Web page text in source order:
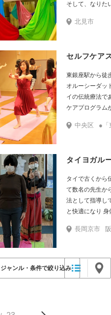
そして、なりた
ので 身体は蘇
体が硬い方ほど
す。
北見市
セルフケア
東銀座駅から徒
オルーシーダットン。 「心も身体も健康に」
イの伝統療法で
ケアプログラム
を目指しています。 少人数制クラスなので、落ち
中央区 ●「東銀座駅」からスタジオまでの行き方 1.改札を出たら、歌舞伎座ビルの中の３番
タイヨガル
タイで古くから
て数名の先生か
法として指導し
と快適になり
ージ 如意棒マ
長岡京市
ジャンル・条件で絞り込み